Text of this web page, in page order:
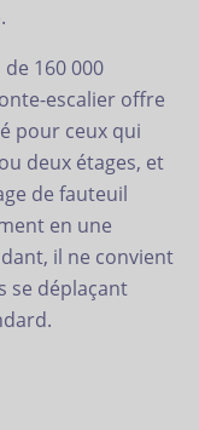
160 000
escalier offre
pour ceux qui
deux étages, et
de fauteuil
en une
il ne convient
se déplaçant